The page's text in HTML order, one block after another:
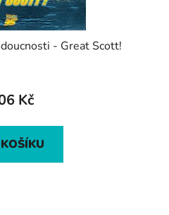
- Great Scott!
Kč